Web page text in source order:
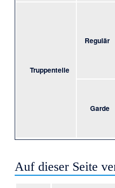
Truppenteile
Regulär
Garde
Auf dieser Seite